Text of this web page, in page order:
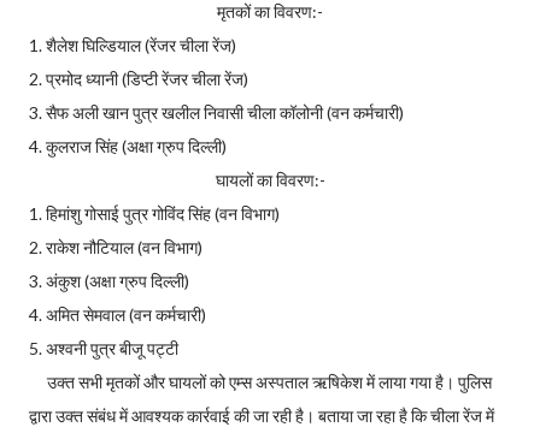
मृतकों का विवरण:-
1. शैलेश घिल्डियाल (रेंजर चीला रेंज)
2. प्रमोद ध्यानी (डिप्टी रेंजर चीला रेंज)
3. सैफ अली खान पुत्र खलील निवासी चीला कॉलोनी (वन कर्मचारी)
4. कुलराज सिंह (अक्षा ग्रुप दिल्ली)
घायलों का विवरण:-
1. हिमांशु गोसाई पुत्र गोविंद सिंह (वन विभाग)
2. राकेश नौटियाल (वन विभाग)
3. अंकुश (अक्षा ग्रुप दिल्ली)
4. अमित सेमवाल (वन कर्मचारी)
5. अश्वनी पुत्र बीजू पट्टी
उक्त सभी मृतकों और घायलों को एम्स अस्पताल ऋषिकेश में लाया गया है। पुलिस
द्वारा उक्त संबंध में आवश्यक कार्रवाई की जा रही है। बताया जा रहा है कि चीला रेंज में